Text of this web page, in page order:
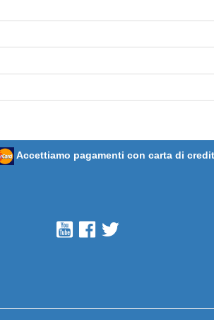
Accettiamo pagamenti con carta di